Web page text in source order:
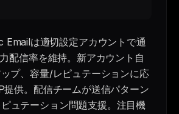
Emailは適切設定アカウントで通
配信率を維持。新アカウント自
プ、容量/レピュテーションに応
提供。配信チームが送信パターン
ュテーション問題支援。注目機